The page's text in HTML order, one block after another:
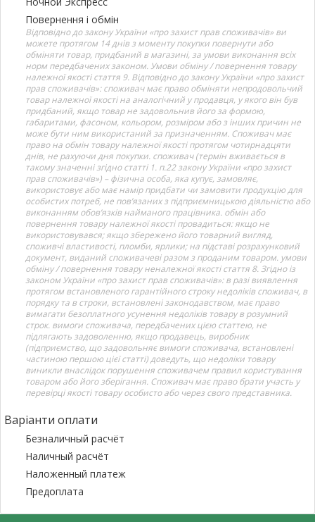
Повернення і обмін
Відповідно до закону України «про захист прав споживачів» ви
можете протягом 14 днів з моменту покупки повернути або
обміняти товар, придбаний в магазині, за умови виконання всіх
норм передбачених законом. Умови обміну / повернення товару
належної якості стаття 9. Відповідно до закону України «про захист
прав споживачів»: споживач має право обміняти непродовольчий
товар належної якості на аналогічний у продавця, у якого він був
придбаний, якщо товар не задовольнив його за формою,
габаритами, фасоном, кольором, розміром або з інших причин не
може бути ним використаний за призначенням. Споживач має
право на обмін товару належної якості протягом чотирнадцяти
днів, не рахуючи дня покупки. споживач (термін вживається в
такому значенні згідно статті 1. п.22 закону України «про захист
прав споживачів») – фізична особа, яка купує, замовляє,
використовує або має намір придбати чи замовити продукцію для
особистих потреб, не пов’язаних з підприємницькою діяльністю або
виконанням обов’язків найманого працівника. обмін або
повернення товару належної якості провадиться: якщо не
використовувався; якщо збережено його товарний вигляд,
споживчі властивості, пломби, ярлики; на підставі розрахунковий
документ, виданий споживачеві разом з проданим товаром. умови
обміну / повернення товару неналежної якості стаття 8. Згідно із
законом України «про захист прав споживачів»: в разі виявлення
протягом встановленого гарантійного строку недоліків споживач, в
порядку та в строки, встановлені законодавством, має право
вимагати безоплатного усунення недоліків товару в розумний
строк. вимоги споживача, передбачених цією статтею, не
підлягають задоволенню, якщо продавець, виробник
(підприємство, що задовольняє вимоги споживача, встановлені
частиною першою цієї статті) доведуть, що недоліки товару
виникли внаслідок порушення споживачем правил користування
товаром або його зберігання. Споживач має право брати участь у
перевірці якості товару особисто або через свого представника.
Варіанти оплати
Безналичный расчёт
Наличный расчёт
Наложенный платеж
Предоплата